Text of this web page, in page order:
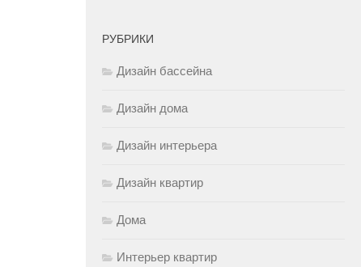
РУБРИКИ
Дизайн бассейна
Дизайн дома
Дизайн интерьера
Дизайн квартир
Дома
Интерьер квартир